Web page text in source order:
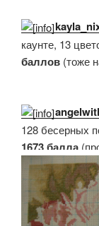
каунте, 13
баллов (тоже
128 бесерных
1673 балла